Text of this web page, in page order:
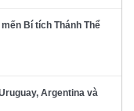
Bí tích Thánh Thể
Argentina và